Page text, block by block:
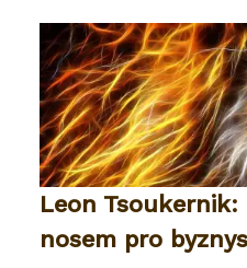
Leon
nosem pro byznys